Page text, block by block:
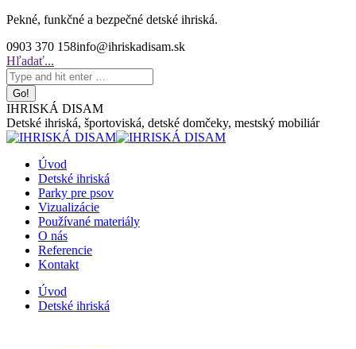
Skip
content
Pekné, funkčné a bezpečné detské ihriská.
0903 370 158info@ihriskadisam.sk
Search:
Hľadať...
IHRISKÁ DISAM
Detské ihriská, športoviská, detské domčeky, mestský mobiliár
Úvod
Detské ihriská
Parky pre psov
Vizualizácie
Používané materiály
O nás
Referencie
Kontakt
Úvod
Detské ihriská